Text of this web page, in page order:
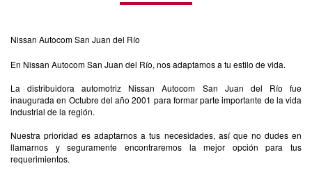
Nissan Autocom San Juan del Río
En Nissan Autocom San Juan del Río, nos adaptamos a tu estilo de vida.
La distribuidora automotriz Nissan Autocom San Juan del Río fue
inaugurada en Octubre del año 2001 para formar parte importante de la vida
industrial de la región.
Nuestra prioridad es adaptarnos a tus necesidades, así que no dudes en
llamarnos y seguramente encontraremos la mejor opción para tus
requerimientos.